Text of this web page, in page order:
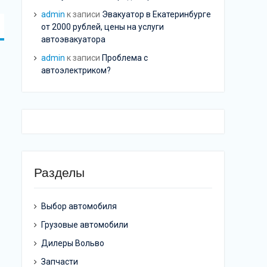
admin к записи Эвакуатор в Екатеринбурге
от 2000 рублей, цены на услуги
автоэвакуатора
admin к записи Проблема с
автоэлектриком?
Разделы
Выбор автомобиля
Грузовые автомобили
Дилеры Вольво
Запчасти